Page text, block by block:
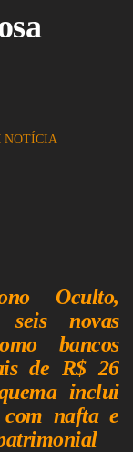
NOTÍCIA
Oculto,
seis novas
bancos
de R$ 26
inclui
com nafta e